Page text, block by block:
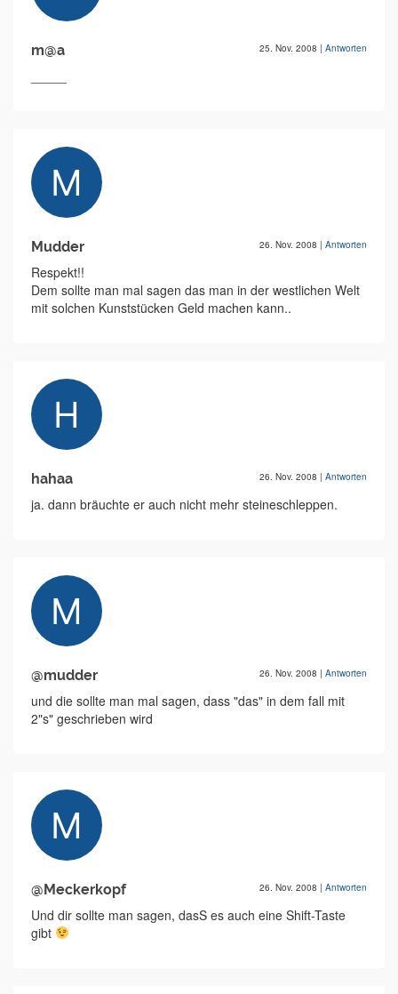
m@a 25. Nov. 2008 | Antworten
Mudder 26. Nov. 2008 | Antworten
Respekt!!
Dem sollte man mal sagen das man in der westlichen Welt
mit solchen Kunststücken Geld machen kann..
hahaa 26. Nov. 2008 | Antworten
ja. dann bräuchte er auch nicht mehr steineschleppen.
@mudder 26. Nov. 2008 | Antworten
und die sollte man mal sagen, dass "das" in dem fall mit
2"s" geschrieben wird
@Meckerkopf 26. Nov. 2008 | Antworten
Und dir sollte man sagen, dasS es auch eine Shift-Taste
gibt